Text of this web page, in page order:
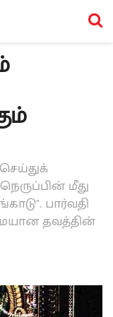
மீது
பார்வதி
தவத்தின்